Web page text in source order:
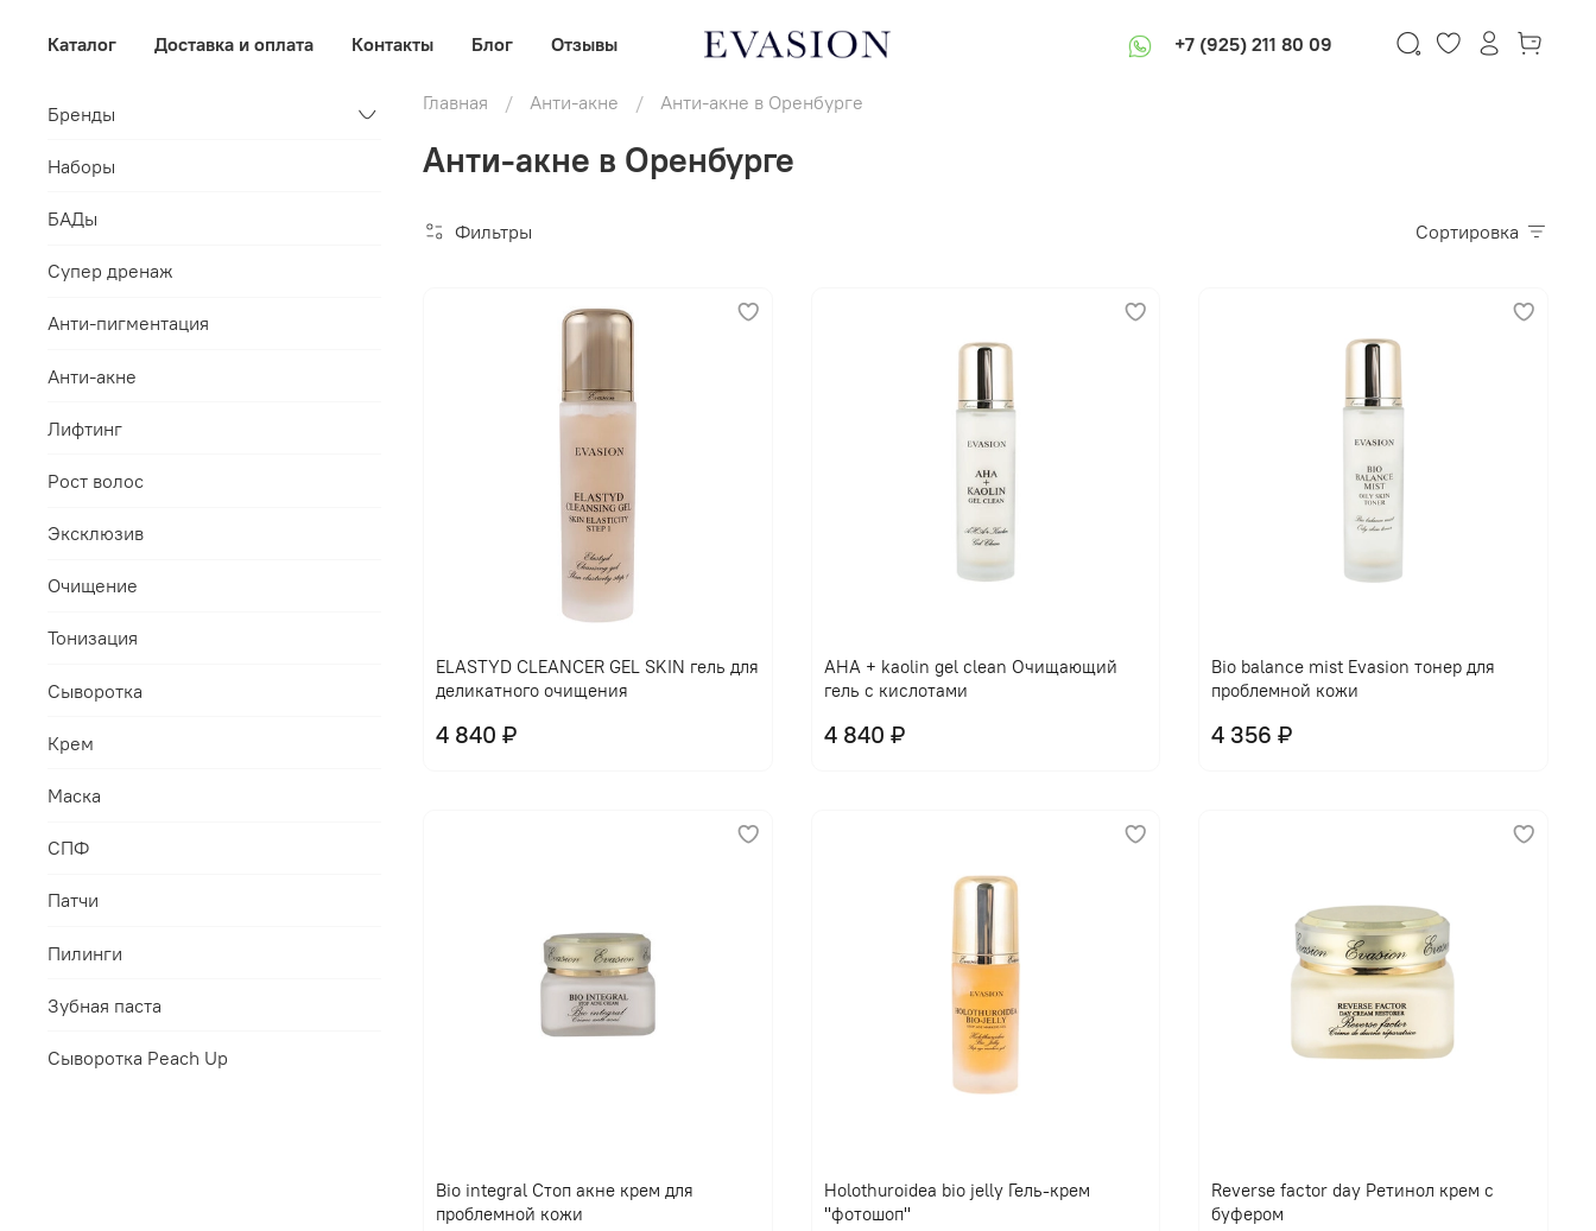
Каталог Доставка и оплата Контакты Блог Отзывы +7 (925) 211 80 09
Главная Анти-акне Анти-акне в Оренбурге
Анти-акне в Оренбурге
Фильтры Сортировка
ELASTYD CLEANCER GEL SKIN гель для
деликатного очищения
4 840 ₽
В корзину
AHA + kaolin gel clean Очищающий
гель с кислотами
4 840 ₽
Bio balance mist Evasion тонер для
проблемной кожи
4 356 ₽
Bio integral Стоп акне крем для
проблемной кожи
Holothuroidea bio jelly Гель-крем
"фотошоп"
Reverse factor day Ретинол крем с
буфером
Бренды
Наборы
БАДы
Супер дренаж
Анти-пигментация
Анти-акне
Лифтинг
Рост волос
Эксклюзив
Очищение
Тонизация
Сыворотка
Крем
Маска
СПФ
Патчи
Пилинги
Зубная паста
Сыворотка Peach Up